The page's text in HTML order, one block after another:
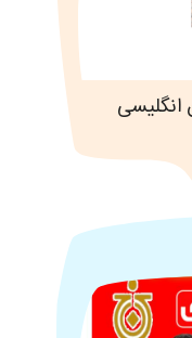
انگلیسی